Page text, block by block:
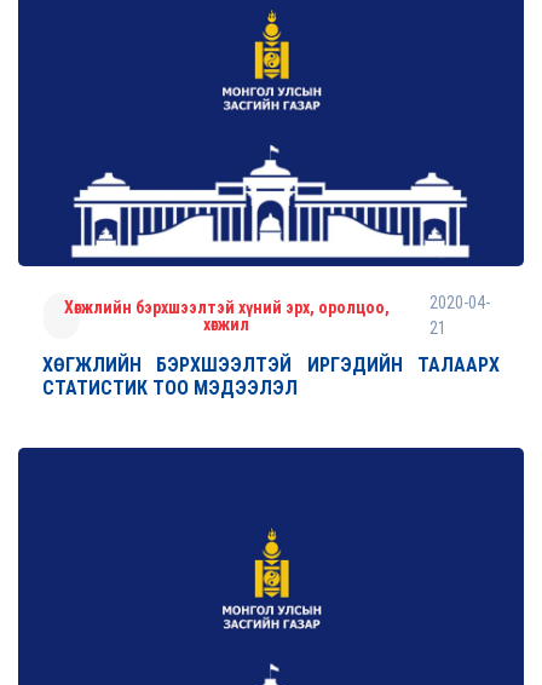
Хөгжлийн бэрхшээлтэй хүний эрх, оролцоо,
хөгжил
2020-04-
21
ХӨГЖЛИЙН БЭРХШЭЭЛТЭЙ ИРГЭДИЙН ТАЛААРХ
СТАТИСТИК ТОО МЭДЭЭЛЭЛ